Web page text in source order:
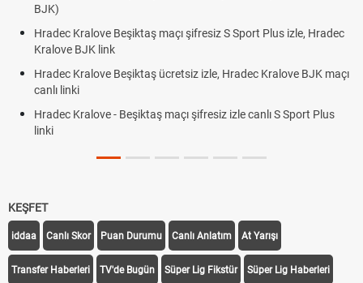
BJK)
Hradec Kralove Beşiktaş maçı şifresiz S Sport Plus izle, Hradec
Kralove BJK link
Hradec Kralove Beşiktaş ücretsiz izle, Hradec Kralove BJK maçı
canlı linki
Hradec Kralove - Beşiktaş maçı şifresiz izle canlı S Sport Plus
linki
KEŞFET
iddaa Canlı Skor Puan Durumu Canlı Anlatım At Yarışı
Transfer Haberleri TV'de Bugün Süper Lig Fikstür Süper Lig Haberleri